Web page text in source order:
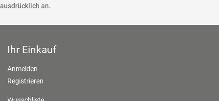
ausdrücklich an.
Ihr Einkauf
Anmelden
Registrieren